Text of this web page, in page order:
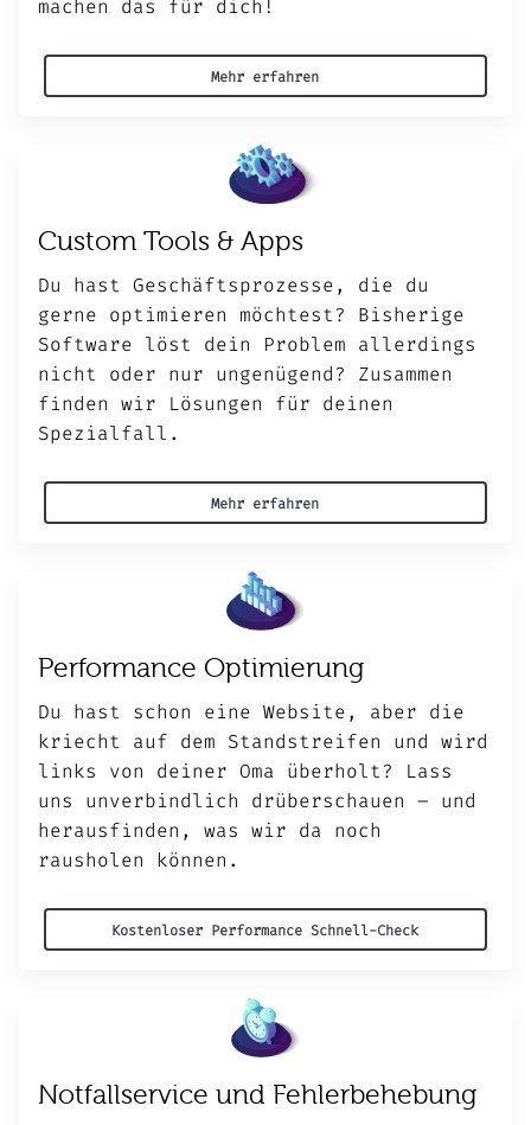
machen das für dich!
Mehr erfahren
Custom Tools & Apps
Du hast Geschäftsprozesse, die du
gerne optimieren möchtest? Bisherige
Software löst dein Problem allerdings
nicht oder nur ungenügend? Zusammen
finden wir Lösungen für deinen
Spezialfall.
Mehr erfahren
Performance Optimierung
Du hast schon eine Website, aber die
kriecht auf dem Standstreifen und wird
links von deiner Oma überholt? Lass
uns unverbindlich drüberschauen – und
herausfinden, was wir da noch
rausholen können.
Kostenloser Performance Schnell-Check
Notfallservice und Fehlerbehebung